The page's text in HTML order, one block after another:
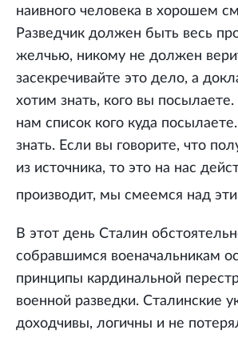
наивного человека в хорошем
Разведчик должен быть весь
желчью, никому не должен
засекречивайте это дело, а
хотим знать, кого вы посылаете.
нам список кого куда
знать. Если вы говорите, что
из источника, то это на нас
производит, мы смеемся над
В этот день Сталин
собравшимся военачальникам
принципы кардинальной
военной разведки. Сталинские
доходчивы, логичны и не